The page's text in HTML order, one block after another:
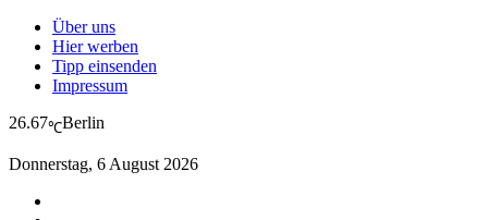
Über uns
Hier werben
Tipp einsenden
Impressum
26.67℃Berlin
Donnerstag, 6 August 2026